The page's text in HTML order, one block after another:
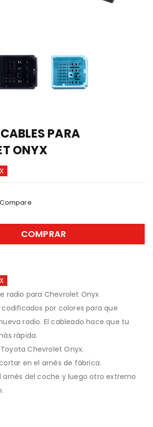
PARA
ONYX
Compare
COMPRAR
radio para Chevrolet Onyx
por colores para que
radio. El cableado hace que tu
rápida.
Chevrolet Onyx.
en el arnés de fábrica.
arnés del coche y luego otro extremo